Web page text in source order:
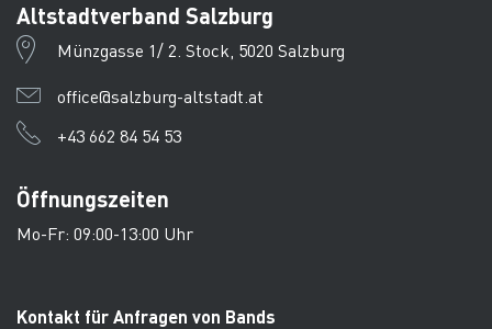
Altstadtverband Salzburg
Münzgasse 1/ 2. Stock, 5020 Salzburg
office@salzburg-altstadt.at
+43 662 84 54 53
Öffnungszeiten
Mo-Fr: 09:00-13:00 Uhr
Kontakt für Anfragen von Bands